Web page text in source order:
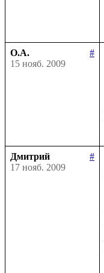
О.А.
#
15 нояб. 2009
Дмитрий
#
17 нояб. 2009